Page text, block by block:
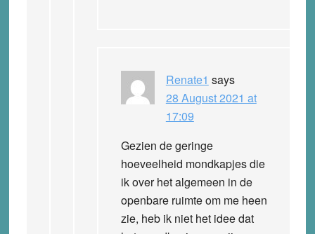
Renate1 says
28 August 2021 at
17:09
Gezien de geringe
hoeveelheid mondkapjes die
ik over het algemeen in de
openbare ruimte om me heen
zie, heb ik niet het idee dat